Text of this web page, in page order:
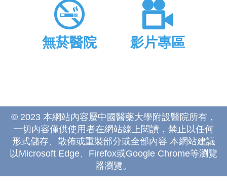
無菸醫院 影片專區
© 2023 本網站內容屬中國醫藥大學附設醫院所有，
一切內容僅供使用者在網站線上閱讀，禁止以任何
形式儲存、散佈或重製部分或全部內容 本網站建議
以Microsoft Edge、Firefox或Google Chrome等瀏覽
器瀏覽。